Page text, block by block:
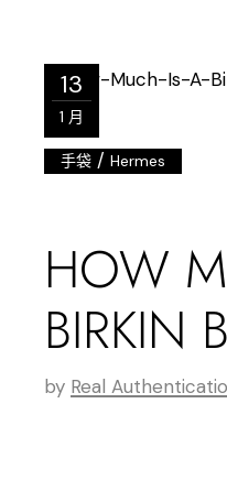
13
1 月
手袋 /Hermes
HOW
BIRKIN
by Real